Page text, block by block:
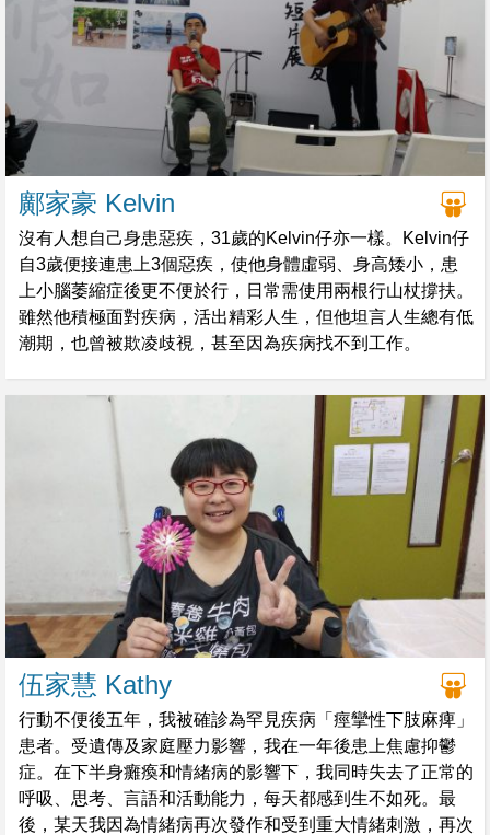
鄺家豪 Kelvin
沒有人想自己身患惡疾，31歲的Kelvin仔亦一樣。Kelvin仔
自3歲便接連患上3個惡疾，使他身體虛弱、身高矮小，患
上小腦萎縮症後更不便於行，日常需使用兩根行山杖撐扶。
雖然他積極面對疾病，活出精彩人生，但他坦言人生總有低
潮期，也曾被欺凌歧視，甚至因為疾病找不到工作。
伍家慧 Kathy
行動不便後五年，我被確診為罕見疾病「痙攣性下肢麻痺」
患者。受遺傳及家庭壓力影響，我在一年後患上焦慮抑鬱
症。在下半身癱瘓和情緒病的影響下，我同時失去了正常的
呼吸、思考、言語和活動能力，每天都感到生不如死。最
後，某天我因為情緒病再次發作和受到重大情緒刺激，再次